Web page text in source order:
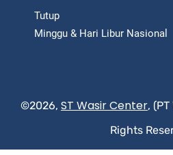
Tutup
Minggu & Hari Libur Nasional
©2026, ST Wasir Center,
Rights